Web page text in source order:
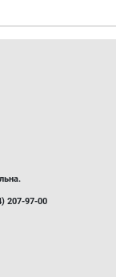
207-97-00